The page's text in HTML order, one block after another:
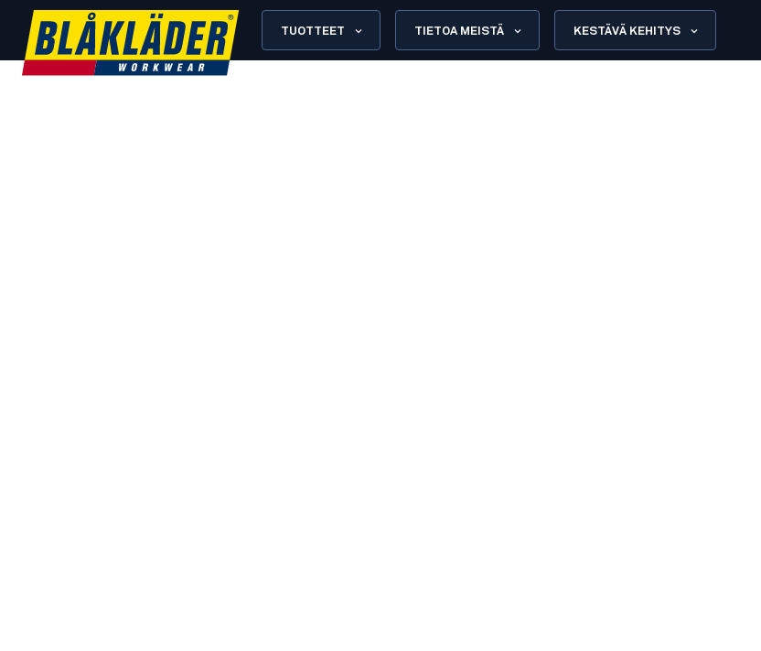
TUOTTEET TIETOA MEISTÄ KESTÄVÄ KEHITYS